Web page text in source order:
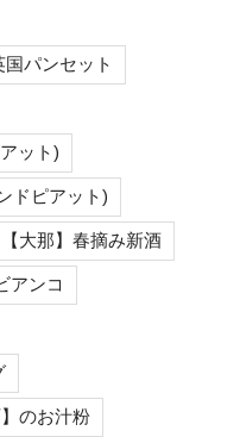
国パンセット
ット)
ドピアット)
【大那】春摘み新酒
アンコ
】のお汁粉